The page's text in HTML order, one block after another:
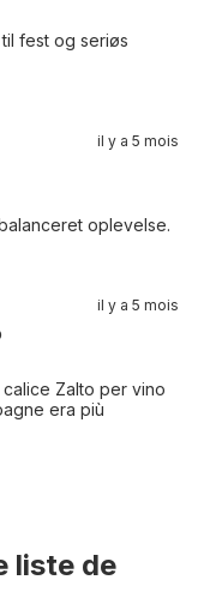
fest og seriøs
il y a 5 mois
oplevelse.
il y a 5 mois
Zalto per vino
era più
liste de